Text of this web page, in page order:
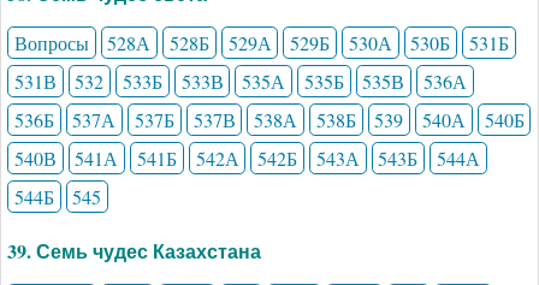
Вопросы 528А 528Б 529А 529Б 530А 530Б
531Б
531В
532 533Б 533В 535А 535Б 535В
536А
536Б
537А 537Б 537В 538А 538Б 539 540А
540Б
540В
541А 541Б 542А 542Б 543А 543Б
544А
544Б
545
39. Семь чудес Казахстана